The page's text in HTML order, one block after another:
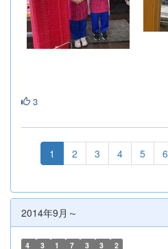
3
1 2 3 4 5 6
2014年9月～
4 3 1 7 3 3 2